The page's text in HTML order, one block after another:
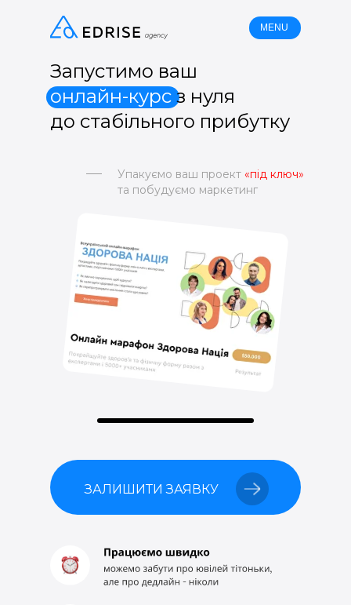
MENU
Запустимо ваш
онлайн-курсз нуля
до стабільного прибутку
Упакуємо ваш проект «під ключ»
та побудуємо маркетинг
ЗАЛИШИТИ ЗАЯВКУ